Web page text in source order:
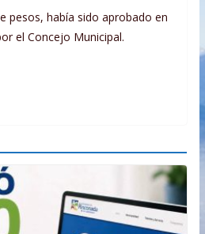
pesos, había sido aprobado en
el Concejo Municipal.